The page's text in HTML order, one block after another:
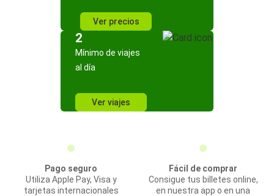
Ver precios
2
Mínimo de viajes
al día
Ver viajes
Pago seguro
Utiliza Apple Pay, Visa y
tarjetas internacionales
Fácil de comprar
Consigue tus billetes online,
en nuestra app o en una